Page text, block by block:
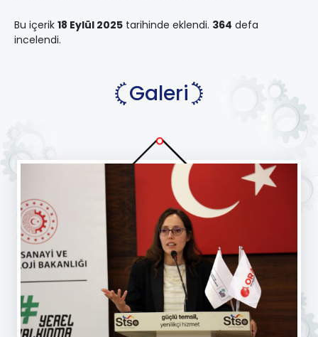
Bu içerik 18 Eylül 2025 tarihinde eklendi. 364 defa
incelendi.
Galeri